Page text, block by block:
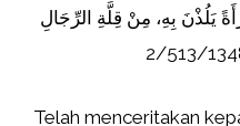
‌يَلُذْنَ ‌بِهِ، ‌مِنْ ‌قِلَّةِ ‌الرِّجَالِ
Telah menceritakan